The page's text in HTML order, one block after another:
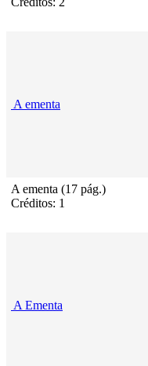
A ementa
A ementa (17 pág.)
Créditos: 1
A Ementa